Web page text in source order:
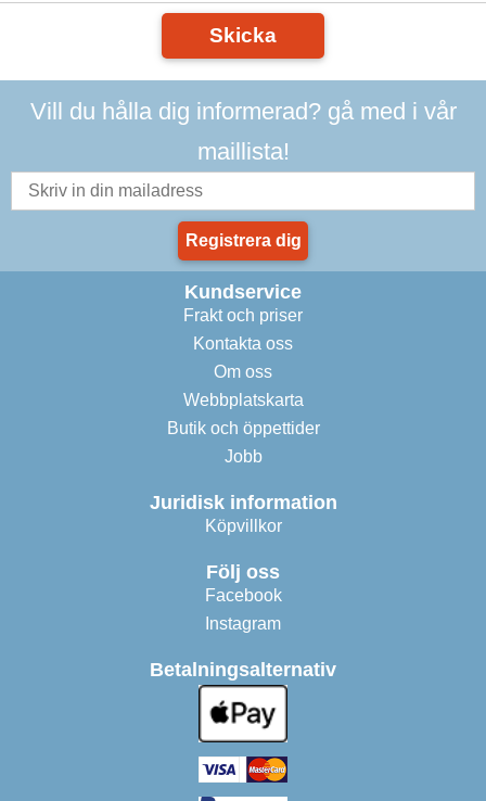
Skicka
Vill du hålla dig informerad? gå med i vår
maillista!
Registrera dig
Kundservice
Frakt och priser
Kontakta oss
Om oss
Webbplatskarta
Butik och öppettider
Jobb
Juridisk information
Köpvillkor
Följ oss
Facebook
Instagram
Betalningsalternativ